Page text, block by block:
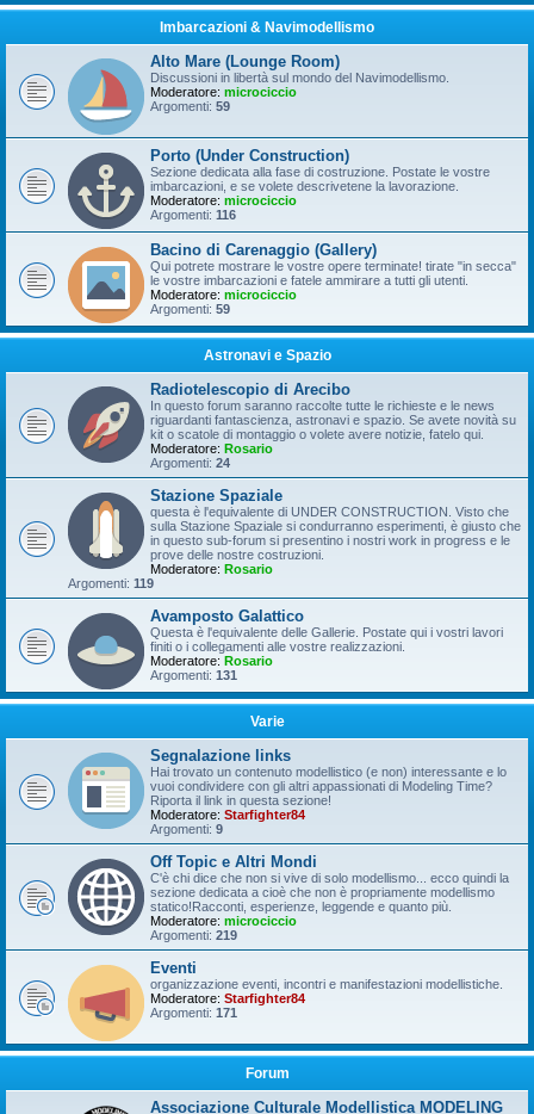
Imbarcazioni & Navimodellismo
Alto Mare (Lounge Room)
Discussioni in libertà sul mondo del Navimodellismo.
Moderatore: microciccio
Argomenti: 59
Porto (Under Construction)
Sezione dedicata alla fase di costruzione. Postate le vostre
imbarcazioni, e se volete descrivetene la lavorazione.
Moderatore: microciccio
Argomenti: 116
Bacino di Carenaggio (Gallery)
Qui potrete mostrare le vostre opere terminate! tirate "in secca"
le vostre imbarcazioni e fatele ammirare a tutti gli utenti.
Moderatore: microciccio
Argomenti: 59
Astronavi e Spazio
Radiotelescopio di Arecibo
In questo forum saranno raccolte tutte le richieste e le news
riguardanti fantascienza, astronavi e spazio. Se avete novità su
kit o scatole di montaggio o volete avere notizie, fatelo qui.
Moderatore: Rosario
Argomenti: 24
Stazione Spaziale
questa è l'equivalente di UNDER CONSTRUCTION. Visto che
sulla Stazione Spaziale si condurranno esperimenti, è giusto che
in questo sub-forum si presentino i nostri work in progress e le
prove delle nostre costruzioni.
Moderatore: Rosario
Argomenti: 119
Avamposto Galattico
Questa è l'equivalente delle Gallerie. Postate qui i vostri lavori
finiti o i collegamenti alle vostre realizzazioni.
Moderatore: Rosario
Argomenti: 131
Varie
Segnalazione links
Hai trovato un contenuto modellistico (e non) interessante e lo
vuoi condividere con gli altri appassionati di Modeling Time?
Riporta il link in questa sezione!
Moderatore: Starfighter84
Argomenti: 9
Off Topic e Altri Mondi
C'è chi dice che non si vive di solo modellismo... ecco quindi la
sezione dedicata a cioè che non è propriamente modellismo
statico!Racconti, esperienze, leggende e quanto più.
Moderatore: microciccio
Argomenti: 219
Eventi
organizzazione eventi, incontri e manifestazioni modellistiche.
Moderatore: Starfighter84
Argomenti: 171
Forum
Associazione Culturale Modellistica MODELING